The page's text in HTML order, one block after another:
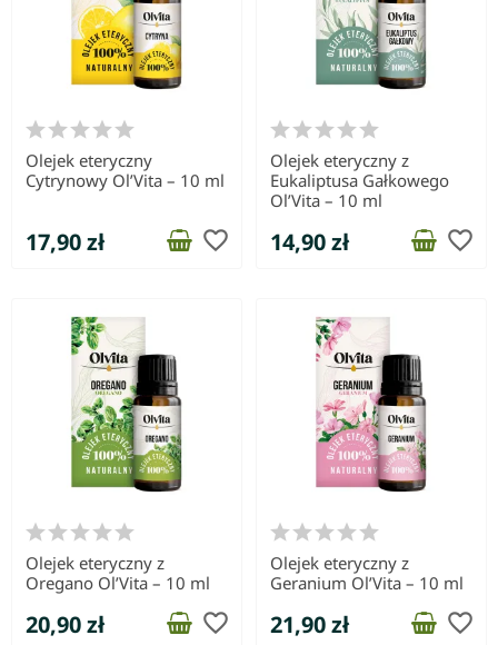
Olejek eteryczny
Cytrynowy Ol’Vita – 10 ml
17,90 zł favorite_border
Olejek eteryczny z
Eukaliptusa Gałkowego
Ol’Vita – 10 ml
14,90 zł favorite_border
Olejek eteryczny z
Oregano Ol’Vita – 10 ml
20,90 zł favorite_border
Olejek eteryczny z
Geranium Ol’Vita – 10 ml
21,90 zł favorite_border